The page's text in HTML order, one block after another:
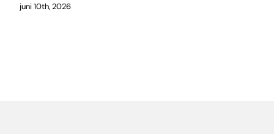
juni 10th, 2026